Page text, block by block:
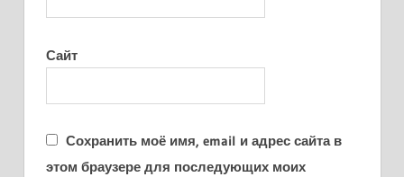
Сайт
Сохранить моё имя, email и адрес сайта в
этом браузере для последующих моих